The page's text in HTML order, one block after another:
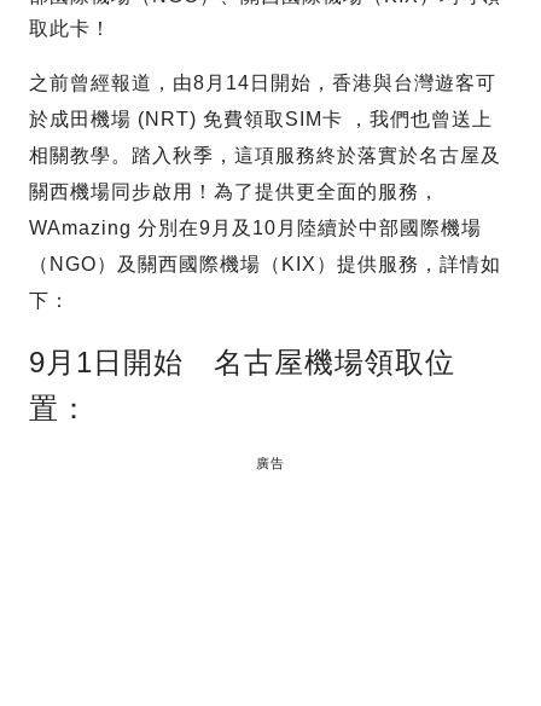
取此卡！
之前曾經報道，由8月14日開始，香港與台灣遊客可
於成田機場 (NRT) 免費領取SIM卡 ，我們也曾送上
相關教學。踏入秋季，這項服務終於落實於名古屋及
關西機場同步啟用！為了提供更全面的服務，
WAmazing 分別在9月及10月陸續於中部國際機場
（NGO）及關西國際機場（KIX）提供服務，詳情如
下：
9月1日開始 名古屋機場領取位
置：
廣告